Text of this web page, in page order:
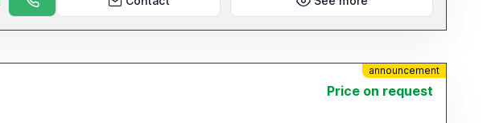
announcement
Price on request